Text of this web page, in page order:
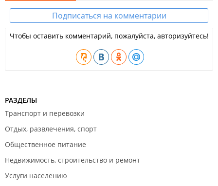
Подписаться на комментарии
Чтобы оставить комментарий, пожалуйста, авторизуйтесь!
РАЗДЕЛЫ
Транспорт и перевозки
Отдых, развлечения, спорт
Общественное питание
Недвижимость, строительство и ремонт
Услуги населению